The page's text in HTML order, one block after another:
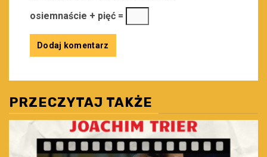
osiemnaście + pięć =
PRZECZYTAJ TAKŻE